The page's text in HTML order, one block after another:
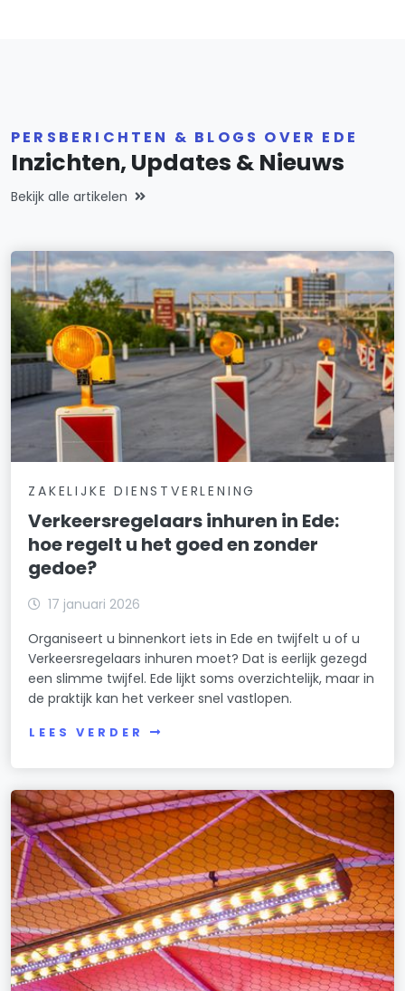
PERSBERICHTEN & BLOGS OVER EDE
Inzichten, Updates & Nieuws
Bekijk alle artikelen
ZAKELIJKE DIENSTVERLENING
Verkeersregelaars inhuren in Ede:
hoe regelt u het goed en zonder
gedoe?
17 januari 2026
Organiseert u binnenkort iets in Ede en twijfelt u of u
Verkeersregelaars inhuren moet? Dat is eerlijk gezegd
een slimme twijfel. Ede lijkt soms overzichtelijk, maar in
de praktijk kan het verkeer snel vastlopen.
LEES VERDER